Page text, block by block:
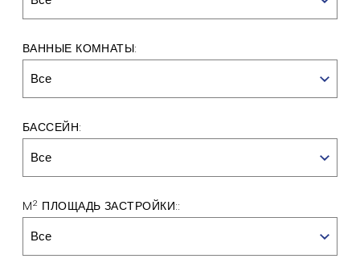
ВАННЫЕ КОМНАТЫ:
Все
БАССЕЙН:
Все
M2 ПЛОЩАДЬ ЗАСТРОЙКИ::
Все